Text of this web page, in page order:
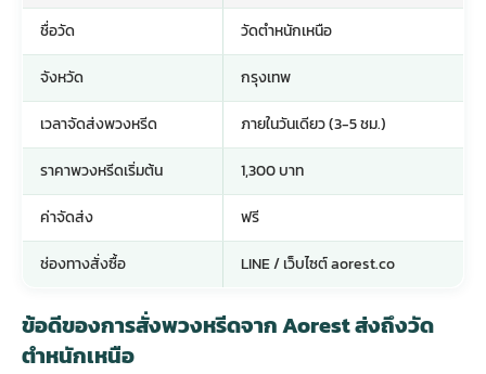
ชื่อวัด วัดตำหนักเหนือ
จังหวัด กรุงเทพ
เวลาจัดส่งพวงหรีด ภายในวันเดียว (3-5 ชม.)
ราคาพวงหรีดเริ่มต้น 1,300 บาท
ค่าจัดส่ง ฟรี
ช่องทางสั่งซื้อ LINE / เว็บไซต์ aorest.co
ข้อดีของการสั่งพวงหรีดจาก Aorest ส่งถึงวัด
ตำหนักเหนือ